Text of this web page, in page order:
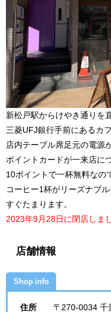
新松戸駅からけやき通りを
三菱UFJ銀行手前にあるカフ
店内テーブル席足元の電源
ポイントカードが一来店に
10ポイントで一杯無料なの
コーヒー1杯がリーズナブ
すぐたまります。
2023年9月28日に閉店しま
店舗情報
Shop info
住所 〒270-0034 千葉